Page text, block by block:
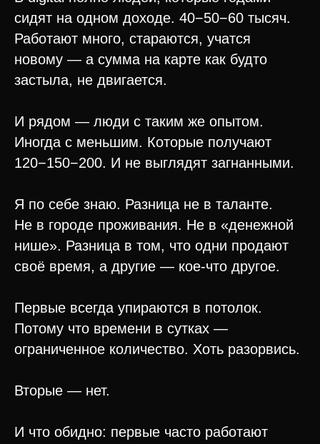
сидят на одном доходе. 40−50−60 тысяч.
Работают много, стараются, учатся
новому — а сумма на карте как будто
застыла, не двигается.
И рядом — люди с таким же опытом.
Иногда с меньшим. Которые получают
120−150−200. И не выглядят загнанными.
Я по себе знаю. Разница не в таланте.
Не в городе проживания. Не в «денежной
нише». Разница в том, что одни продают
своё время, а другие — кое-что другое.
Первые всегда упираются в потолок.
Потому что времени в сутках —
ограниченное количество. Хоть разорвись.
Вторые — нет.
И что обидно: первые часто работают